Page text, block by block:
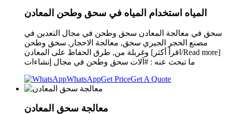
المياه استخدام المياه في سحق وطحن المعادن
سحق في معالجة المعادن سحق وطحن في مجال التعدين في
مصنع الحجر الجيري سحق, معالجة الاحجار, سحق وطحن
وغربلة من, طرق الحفاظ على المعادن [اقرأ أكثر/Read more]
ما تبحث عنه : #آلات سحق وطحن في مجال إنشاءات
WhatsAppGet PriceGet A Quote
معالجة سحق المعادن